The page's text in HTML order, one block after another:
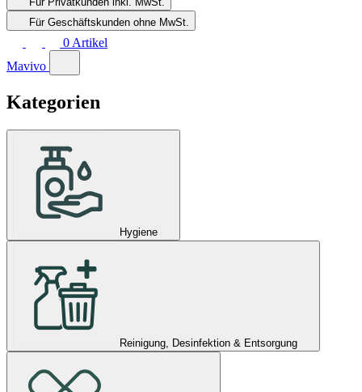
Für Geschäftskunden ohne MwSt.
0 Artikel
Mavivo
Kategorien
Hygiene
Reinigung, Desinfektion & Entsorgung